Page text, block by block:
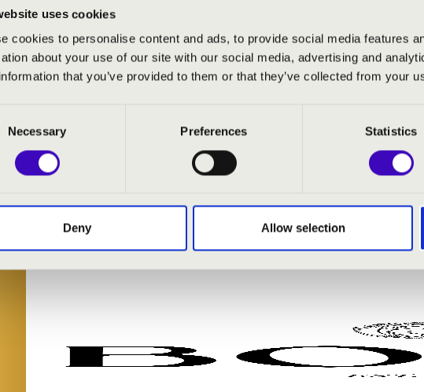
uses cookies
cookies to personalise content and ads, to provide social media features
about your use of our site with our social media, advertising and
that you’ve provided to them or that they’ve collected from your
Necessary Preferences Statistics
Deny Allow selection
Hámori Máté- karmester
Danubia Zenekar
Mozart: Figaro házassága – nyitány
Strauss: A denevér – nyitány
Bizet: Carmen - részletek
Rossini: A tolvaj szarka – nyitány